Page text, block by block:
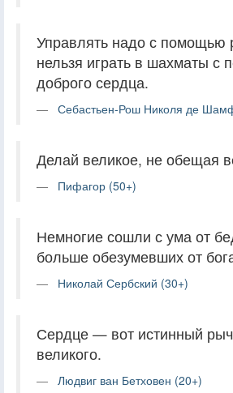
Управлять надо с помощью
нельзя играть в шахматы с
доброго сердца.
Себастьен-Рош Николя де
Делай великое, не обещая
Пифагор (50+)
Немногие сошли с ума от
больше обезумевших от
Николай Сербский (30+)
Сердце — вот истинный
великого.
Людвиг ван Бетховен (20+)